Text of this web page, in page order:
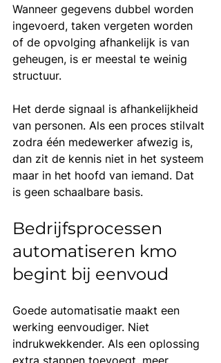
Wanneer gegevens dubbel worden
ingevoerd, taken vergeten worden
of de opvolging afhankelijk is van
geheugen, is er meestal te weinig
structuur.
Het derde signaal is afhankelijkheid
van personen. Als een proces stilvalt
zodra één medewerker afwezig is,
dan zit de kennis niet in het systeem
maar in het hoofd van iemand. Dat
is geen schaalbare basis.
Bedrijfsprocessen
automatiseren kmo
begint bij eenvoud
Goede automatisatie maakt een
werking eenvoudiger. Niet
indrukwekkender. Als een oplossing
extra stappen toevoegt, meer